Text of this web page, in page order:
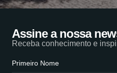
Assine a nossa
Receba conhecimento e
Primeiro Nome